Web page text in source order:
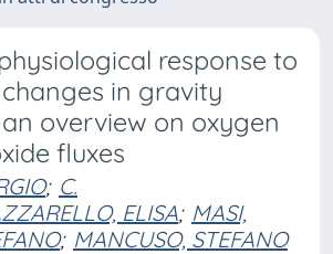
response to
in gravity
overview on oxygen
fluxes
; C.
ELISA; MASI,
; MANCUSO, STEFANO